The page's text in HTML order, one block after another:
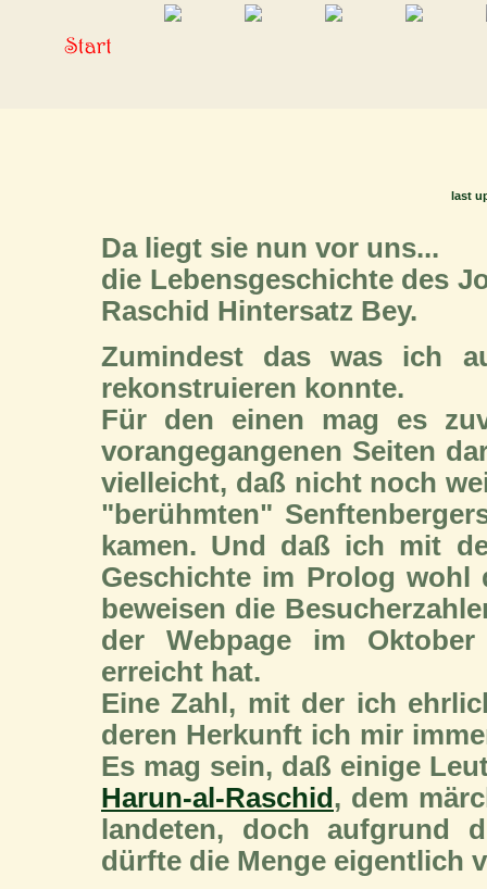
last
Da liegt sie nun vor uns...
die Lebensgeschichte des
Raschid Hintersatz Bey.
Zumindest das was ich
rekonstruieren konnte.
Für den einen mag es
vorangegangenen Seiten
vielleicht, daß nicht noch
"berühmten"
kamen. Und daß ich mit
Geschichte im Prolog
beweisen die
der Webpage im
erreicht hat.
Eine Zahl, mit der ich
deren Herkunft ich mir
Es mag sein, daß einige
Harun-al-Raschid, dem
landeten, doch aufgrund
dürfte die Menge eigentlich